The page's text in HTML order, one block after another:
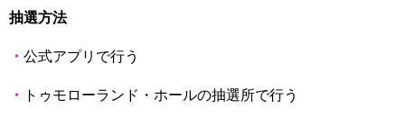
抽選方法
・ 公式アプリで行う
・ トゥモローランド・ホールの抽選所で行う